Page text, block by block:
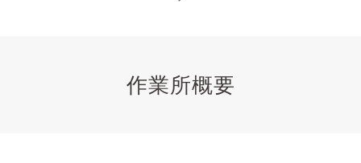
作業所概要